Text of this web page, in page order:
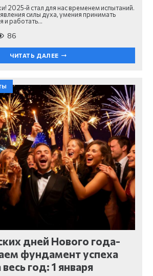
2025‑й стал для нас временем испытаний.
силы духа, умения принимать
и работать…
86
ЧИТАТЬ ДАЛЕЕ
дней Нового года-
фундамент успеха
год: 1 января